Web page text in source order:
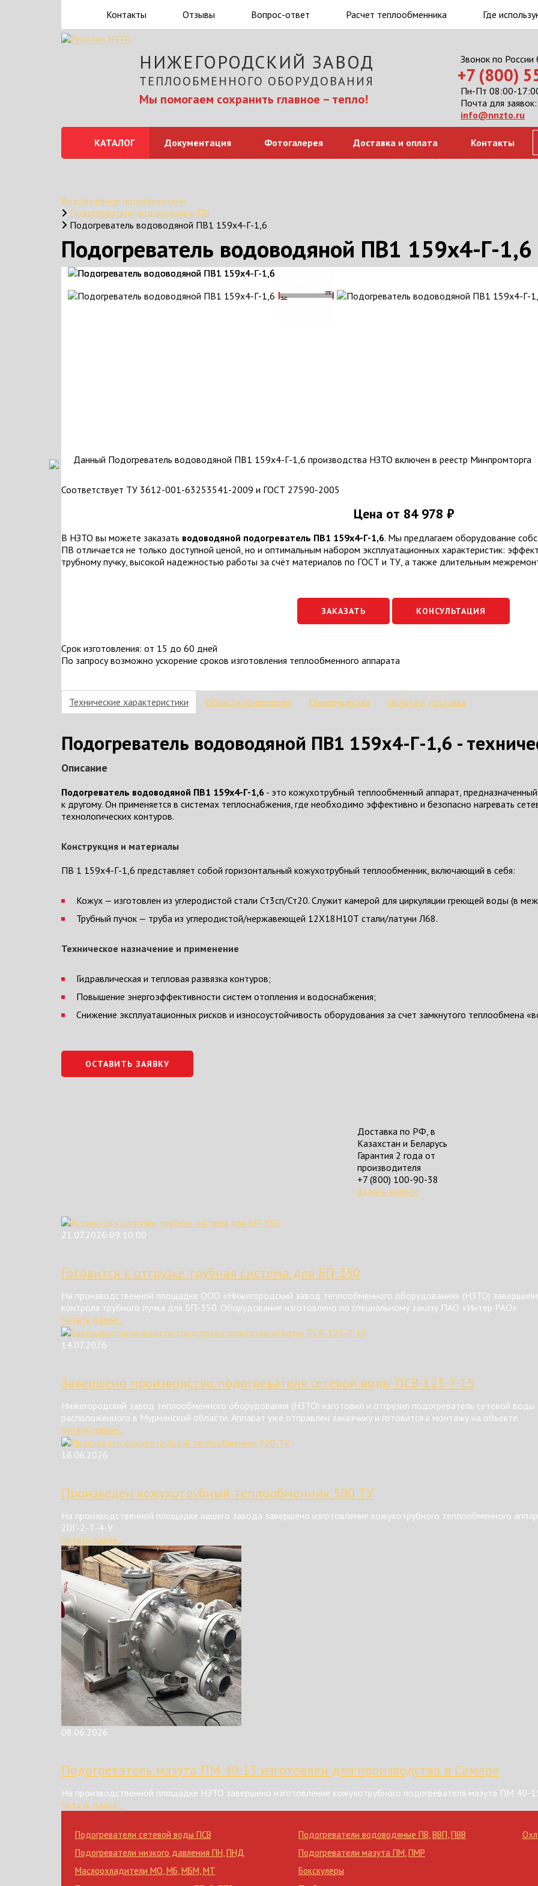
Где
Расчет теплообменника
Вопрос-ответ
Отзывы
Контакты
НИЖЕГОРОДСКИЙ ЗАВОД
ТЕПЛООБМЕННОГО ОБОРУДОВАНИЯ
Мы помогаем сохранить главное – тепло!
Звонок по России
+7 (800)
Пн-Пт 08:00-
Почта для заявок:
info@nnzto.ru
КАТАЛОГ Документация Фотогалерея Доставка и оплата Контакты
Водоводяные подогреватели
Подогреватели водоводяные ПВ
Подогреватель водоводяной ПВ1 159х4-Г-1,6
Подогреватель водоводяной ПВ1 159х4-Г-1,6
Данный Подогреватель водоводяной ПВ1 159х4-Г-1,6 производства НЗТО включен в реестр Минпромторга
Соответствует ТУ 3612-001-63253541-2009 и ГОСТ 27590-2005
Цена от 84 978 ₽
В НЗТО вы можете заказать водоводяной подогреватель ПВ1 159х4-Г-1,6. Мы предлагаем оборудование
ПВ отличается не только доступной ценой, но и оптимальным набором эксплуатационных характеристик:
трубному пучку, высокой надежностью работы за счёт материалов по ГОСТ и ТУ, а также длительным
ЗАКАЗАТЬ КОНСУЛЬТАЦИЯ
Срок изготовления: от 15 до 60 дней
По запросу возможно ускорение сроков изготовления теплообменного аппарата
Технические характеристики Области применения Преимущества Оплата и доставка
Подогреватель водоводяной ПВ1 159х4-Г-1,6 -
Описание
Подогреватель водоводяной ПВ1 159x4-Г-1,6 - это кожухотрубный теплообменный аппарат,
к другому. Он применяется в системах теплоснабжения, где необходимо эффективно и безопасно нагревать
технологических контуров.
Конструкция и материалы
ПВ 1 159x4-Г-1,6 представляет собой горизонтальный кожухотрубный теплообменник, включающий в себя:
Кожух — изготовлен из углеродистой стали Ст3сп/Ст20. Служит камерой для циркуляции греющей воды (в
Трубный пучок — труба из углеродистой/нержавеющей 12Х18Н10Т стали/латуни Л68.
Техническое назначение и применение
Гидравлическая и тепловая развязка контуров;
Повышение энергоэффективности систем отопления и водоснабжения;
Снижение эксплуатационных рисков и износоустойчивость оборудования за счет замкнутого теплообмена
ОСТАВИТЬ ЗАЯВКУ
Доставка по РФ, в
Казахстан и Беларусь
Гарантия 2 года от
производителя
+7 (800) 100-90-38
Задать вопрос
21.07.2026 09:10:00
Готовится к отгрузке трубная система для БП-350
На производственной площадке ООО «Нижегородский завод теплообменного оборудования» (НЗТО)
контроля трубного пучка для БП-350. Оборудование изготовлено по специальному заказу ПАО «Интер РАО».
Читать далее...
14.07.2026
Завершено производство подогревателя сетевой воды ПСВ-125-7-15
Нижегородский завод теплообменного оборудования (НЗТО) изготовил и отгрузил подогреватель сетевой
расположенного в Мурманской области. Аппарат уже отправлен заказчику и готовится к монтажу на объекте.
Читать далее...
16.06.2026
Произведен кожухотрубный теплообменник 500 ТУ
На производственной площадке нашего завода завершено изготовление кожухотрубного теплообменного
20Г-2-Т-4-У
Читать далее...
08.06.2026
Подогреватель мазута ПМ 40-15 изготовлен для производства в Самаре
На производственной площадке НЗТО завершено изготовление кожухотрубного подогревателя мазута ПМ 40-
Читать далее...
Подогреватели сетевой воды ПСВ
Подогреватели низкого давления ПН,ПНД
Маслоохладители МО,МБ,МБМ,МТ
Подогреватели водоводяные ПВ,ВВП,ПВВ
Подогреватели мазута ПМ,ПМР
Бокскулеры